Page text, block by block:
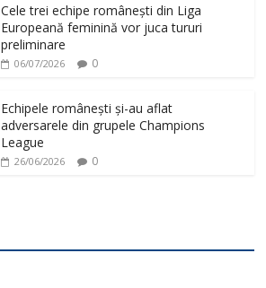
Cele trei echipe românești din Liga
Europeană feminină vor juca tururi
preliminare
06/07/2026 0
Echipele românești și-au aflat
adversarele din grupele Champions
League
26/06/2026 0